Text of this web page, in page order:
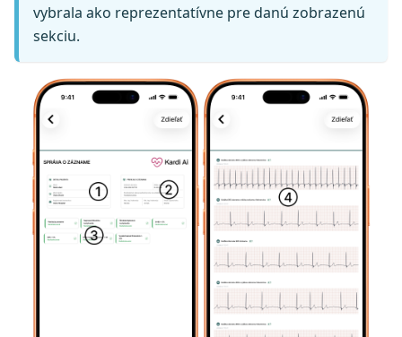
vybrala ako reprezentatívne pre danú zobrazenú
sekciu.